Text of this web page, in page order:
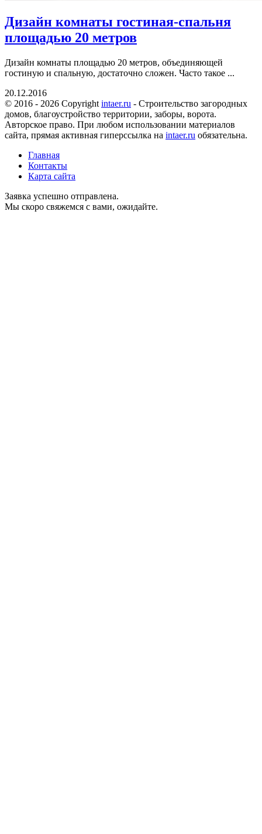
Дизайн комнаты гостиная-спальня
площадью 20 метров
Дизайн комнаты площадью 20 метров, объединяющей
гостиную и спальную, достаточно сложен. Часто такое ...
20.12.2016
© 2016 - 2026 Copyright intaer.ru - Cтроительство загородных
домов, благоустройство территории, заборы, ворота.
Авторское право. При любом использовании материалов
сайта, прямая активная гиперссылка на intaer.ru обязательна.
Главная
Контакты
Карта сайта
Заявка успешно отправлена.
Мы скоро свяжемся с вами, ожидайте.